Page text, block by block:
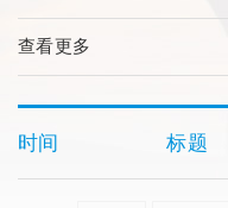
查看更多
时间 标题